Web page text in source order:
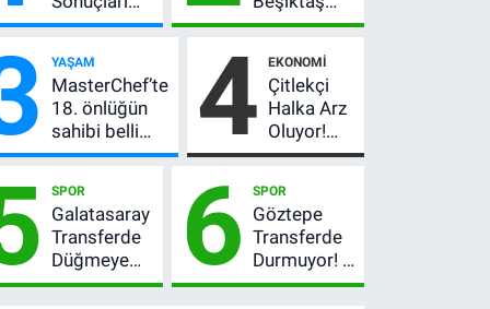
Açıklandı!
TL’lik Çekiliş
açıklaması:
asıl mesajı
satır
arasında
verdi
YAŞAM
MasterChef’te
18. önlüğün
sahibi belli
oldu! Ana
yarışmacı kim
oldu?
4 EKONOMI
Çitlekçi
Halka Arz
Oluyor!
SPK
Fiyatı, Lot
Sayısı ve
Talep
Toplama
Tarihi
SPOR
Galatasaray
Transferde
Düğmeye
Bastı! Leao,
6 SPOR
Göztepe
Transferde
Durmuyor! 6
İmza